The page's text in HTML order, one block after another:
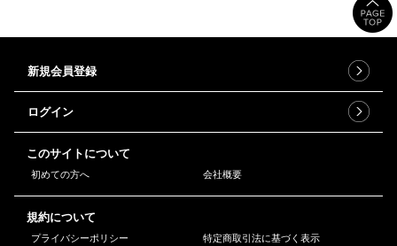
新規会員登録
ログイン
このサイトについて
初めての方へ 会社概要
規約について
プライバシーポリシー 特定商取引法に基づく表示